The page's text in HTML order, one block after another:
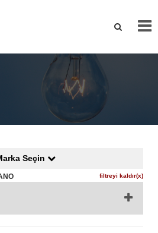
Seçin
filtreyi kaldır(x)